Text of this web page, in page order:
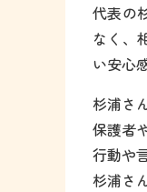
代表の
なく、
い安心
杉浦さ
保護者
行動や
杉浦さ